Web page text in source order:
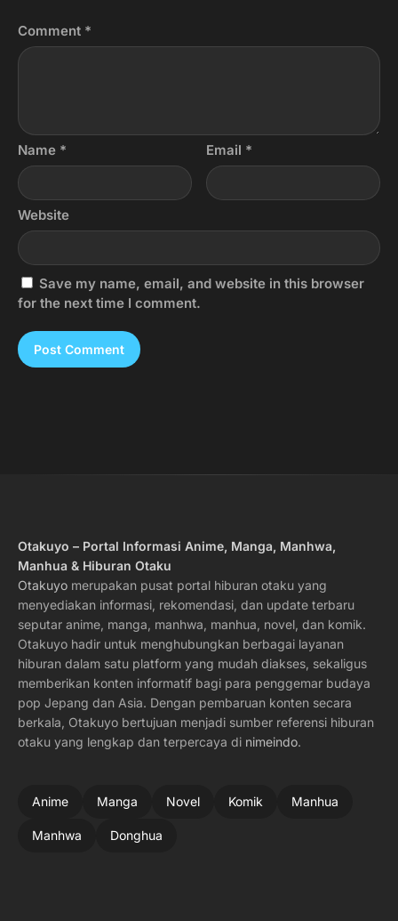
Comment *
Name * Email *
Website
Save my name, email, and website in this browser
for the next time I comment.
Otakuyo – Portal Informasi Anime, Manga, Manhwa,
Manhua & Hiburan Otaku
Otakuyo merupakan pusat portal hiburan otaku yang
menyediakan informasi, rekomendasi, dan update terbaru
seputar anime, manga, manhwa, manhua, novel, dan komik.
Otakuyo hadir untuk menghubungkan berbagai layanan
hiburan dalam satu platform yang mudah diakses, sekaligus
memberikan konten informatif bagi para penggemar budaya
pop Jepang dan Asia. Dengan pembaruan konten secara
berkala, Otakuyo bertujuan menjadi sumber referensi hiburan
otaku yang lengkap dan terpercaya di nimeindo.
Anime Manga Novel Komik Manhua
Manhwa Donghua